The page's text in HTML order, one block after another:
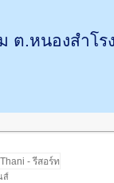
ต.หนองสำโร
ส์